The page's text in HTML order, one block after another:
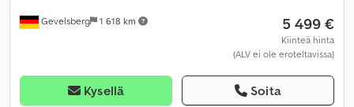
Gevelsberg 1 618 km 5 499 €
Kiinteä hinta
(ALV ei ole eroteltavissa)
Kysellä Soita